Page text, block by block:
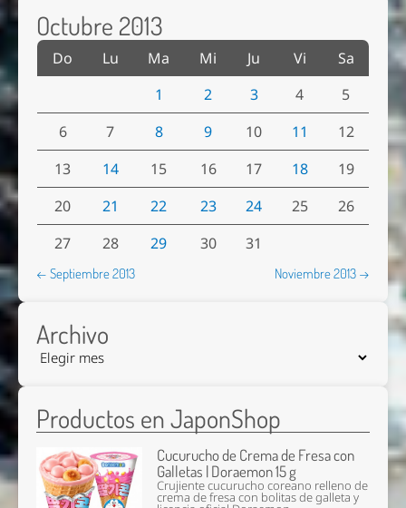
Octubre 2013
Do Lu Ma Mi Ju Vi
Sa
1
2 3 4
5
6
7 8 9 10 11
12
13
14 15 16 17 18
19
20
21 22 23 24 25
26
27
28 29 30 31
← Septiembre 2013 Noviembre 2013 →
Archivo
Productos en JaponShop
Cucurucho de Crema de Fresa con
Galletas | Doraemon 15 g
Crujiente cucurucho coreano relleno de
crema de fresa con bolitas de galleta y